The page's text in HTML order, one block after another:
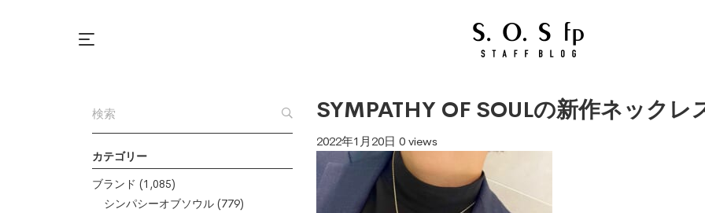
カテゴリー
ブランド (1,085)
シンパシーオブソウル (779)
SYMPATHY OF SOULの新作ネックレ
2022年1月20日 0 views